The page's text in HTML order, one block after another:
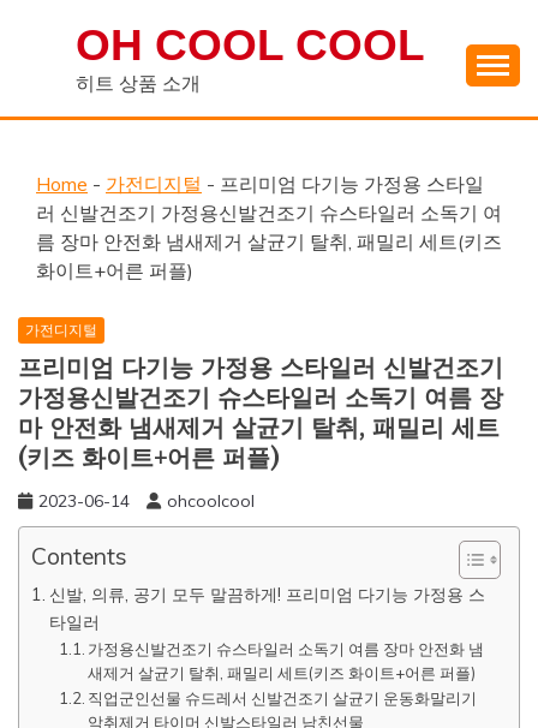
OH COOL COOL
히트 상품 소개
Home - 가전디지털 - 프리미엄 다기능 가정용 스타일
러 신발건조기 가정용신발건조기 슈스타일러 소독기 여
름 장마 안전화 냄새제거 살균기 탈취, 패밀리 세트(키즈
화이트+어른 퍼플)
가전디지털
프리미엄 다기능 가정용 스타일러 신발건조기
가정용신발건조기 슈스타일러 소독기 여름 장
마 안전화 냄새제거 살균기 탈취, 패밀리 세트
(키즈 화이트+어른 퍼플)
2023-06-14 ohcoolcool
Contents
신발, 의류, 공기 모두 말끔하게! 프리미엄 다기능 가정용 스
타일러
가정용신발건조기 슈스타일러 소독기 여름 장마 안전화 냄
새제거 살균기 탈취, 패밀리 세트(키즈 화이트+어른 퍼플)
직업군인선물 슈드레서 신발건조기 살균기 운동화말리기
악취제거 타이머 신발스타일러 남친선물